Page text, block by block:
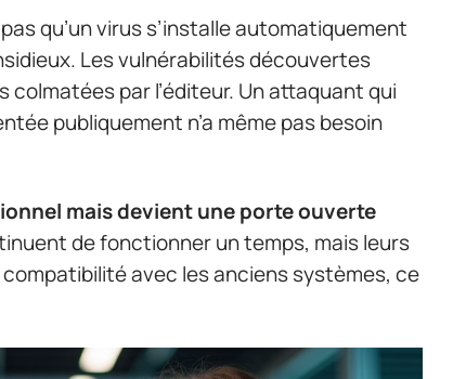
qu’un virus s’installe automatiquement
Les vulnérabilités découvertes
par l’éditeur. Un attaquant qui
publiquement n’a même pas besoin
mais devient une porte ouverte
de fonctionner un temps, mais leurs
avec les anciens systèmes, ce